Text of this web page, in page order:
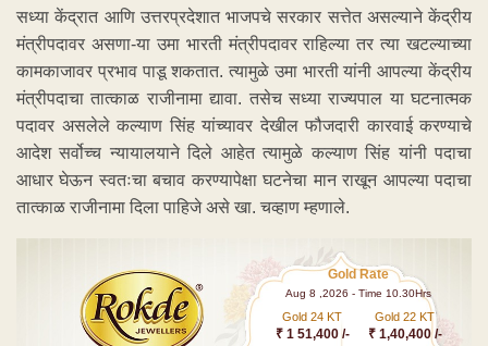
सध्या केंद्रात आणि उत्तरप्रदेशात भाजपचे सरकार सत्तेत असल्याने केंद्रीय
मंत्रीपदावर असणा-या उमा भारती मंत्रीपदावर राहिल्या तर त्या खटल्याच्या
कामकाजावर प्रभाव पाडू शकतात. त्यामुळे उमा भारती यांनी आपल्या केंद्रीय
मंत्रीपदाचा तात्काळ राजीनामा द्यावा. तसेच सध्या राज्यपाल या घटनात्मक
पदावर असलेले कल्याण सिंह यांच्यावर देखील फौजदारी कारवाई करण्याचे
आदेश सर्वोच्च न्यायालयाने दिले आहेत त्यामुळे कल्याण सिंह यांनी पदाचा
आधार घेऊन स्वतःचा बचाव करण्यापेक्षा घटनेचा मान राखून आपल्या पदाचा
तात्काळ राजीनामा दिला पाहिजे असे खा. चव्हाण म्हणाले.
Gold Rate
Aug 8 ,2026 - Time 10.30Hrs
Gold 24 KT
₹ 1 51,400 /-
Gold 22 KT
₹ 1,40,400 /-